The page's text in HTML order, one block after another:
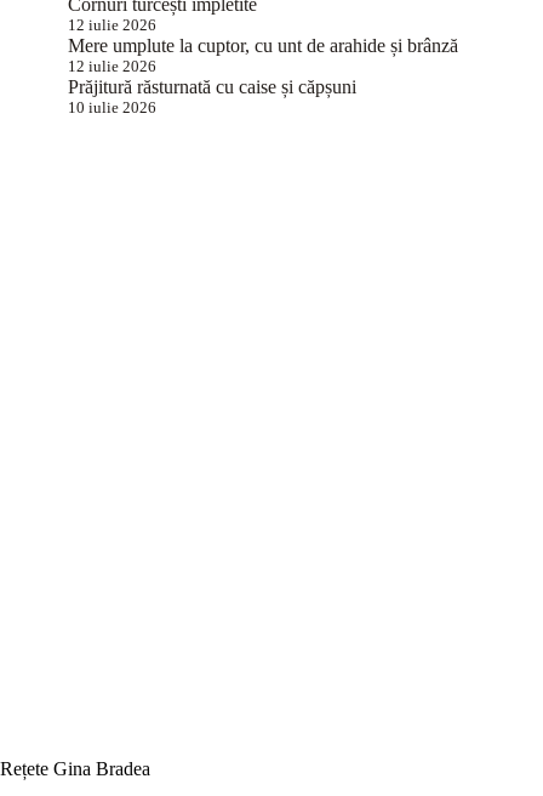
Cornuri turcești împletite
12 iulie 2026
Mere umplute la cuptor, cu unt de arahide și brânză
12 iulie 2026
Prăjitură răsturnată cu caise și căpșuni
10 iulie 2026
Rețete Gina Bradea